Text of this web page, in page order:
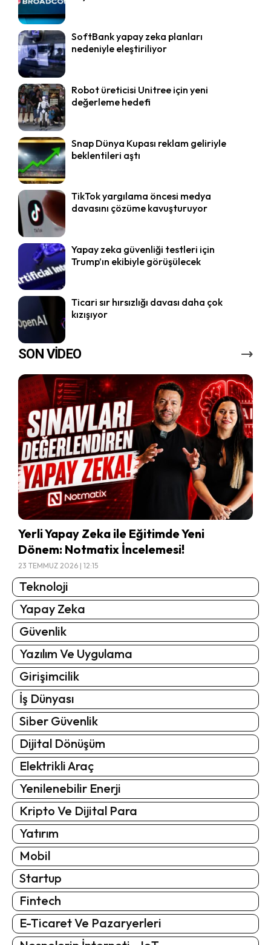
SoftBank yapay zeka planları
nedeniyle eleştiriliyor
Robot üreticisi Unitree için yeni
değerleme hedefi
Snap Dünya Kupası reklam geliriyle
beklentileri aştı
TikTok yargılama öncesi medya
davasını çözüme kavuşturuyor
Yapay zeka güvenliği testleri için
Trump’ın ekibiyle görüşülecek
Ticari sır hırsızlığı davası daha çok
kızışıyor
SON VİDEO
Yerli Yapay Zeka ile Eğitimde Yeni
Dönem: Notmatix İncelemesi!
23 TEMMUZ 2026 | 12:15
Teknoloji
Yapay Zeka
Güvenlik
Yazılım Ve Uygulama
Girişimcilik
İş Dünyası
Siber Güvenlik
Dijital Dönüşüm
Elektrikli Araç
Yenilenebilir Enerji
Kripto Ve Dijital Para
Yatırım
Mobil
Startup
Fintech
E-Ticaret Ve Pazaryerleri